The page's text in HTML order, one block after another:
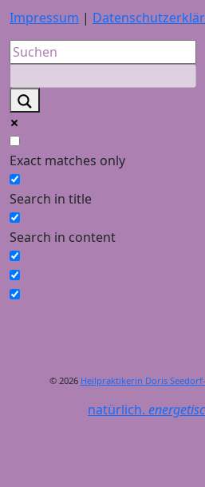
Impressum |
Exact matches only
Search in title
Search in content
© 2026 Heilpraktikerin Doris
natürlich.